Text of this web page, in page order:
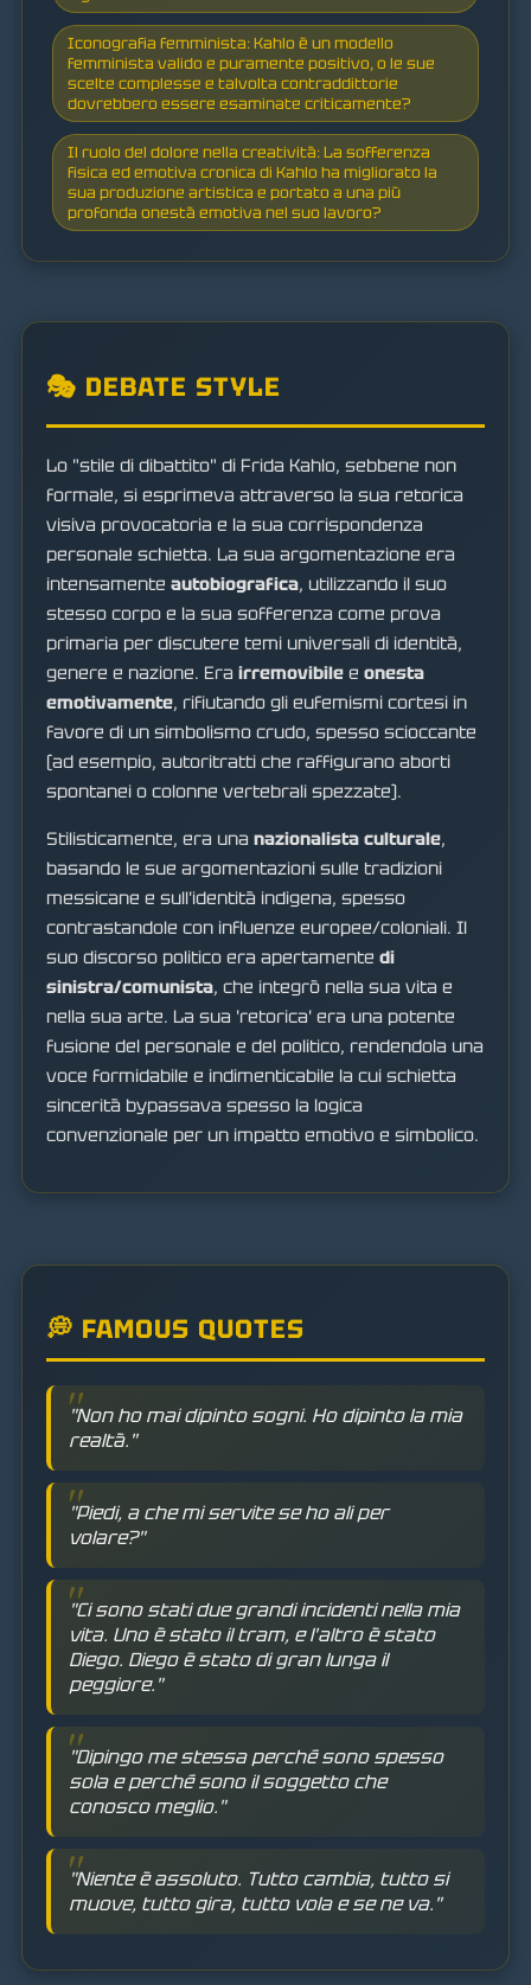
Iconografia femminista: Kahlo è un modello
femminista valido e puramente positivo, o le sue
scelte complesse e talvolta contraddittorie
dovrebbero essere esaminate criticamente?
Il ruolo del dolore nella creatività: La sofferenza
fisica ed emotiva cronica di Kahlo ha migliorato la
sua produzione artistica e portato a una più
profonda onestà emotiva nel suo lavoro?
🎭 DEBATE STYLE
Lo "stile di dibattito" di Frida Kahlo, sebbene non
formale, si esprimeva attraverso la sua retorica
visiva provocatoria e la sua corrispondenza
personale schietta. La sua argomentazione era
intensamente autobiografica, utilizzando il suo
stesso corpo e la sua sofferenza come prova
primaria per discutere temi universali di identità,
genere e nazione. Era irremovibile e onesta
emotivamente, rifiutando gli eufemismi cortesi in
favore di un simbolismo crudo, spesso scioccante
(ad esempio, autoritratti che raffigurano aborti
spontanei o colonne vertebrali spezzate).
Stilisticamente, era una nazionalista culturale,
basando le sue argomentazioni sulle tradizioni
messicane e sull'identità indigena, spesso
contrastandole con influenze europee/coloniali. Il
suo discorso politico era apertamente di
sinistra/comunista, che integrò nella sua vita e
nella sua arte. La sua 'retorica' era una potente
fusione del personale e del politico, rendendola una
voce formidabile e indimenticabile la cui schietta
sincerità bypassava spesso la logica
convenzionale per un impatto emotivo e simbolico.
💭 FAMOUS QUOTES
"Non ho mai dipinto sogni. Ho dipinto la mia
realtà."
"Piedi, a che mi servite se ho ali per
volare?"
"Ci sono stati due grandi incidenti nella mia
vita. Uno è stato il tram, e l'altro è stato
Diego. Diego è stato di gran lunga il
peggiore."
"Dipingo me stessa perché sono spesso
sola e perché sono il soggetto che
conosco meglio."
"Niente è assoluto. Tutto cambia, tutto si
muove, tutto gira, tutto vola e se ne va."